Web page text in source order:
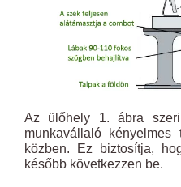
Az ülőhely 1. ábra
munkavállaló kényelmes
közben. Ez biztosítja,
később következzen be.